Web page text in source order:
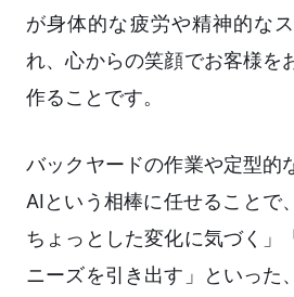
が身体的な疲労や精神的な
れ、心からの笑顔でお客様を
作ることです。
バックヤードの作業や定型的
AIという相棒に任せることで
ちょっとした変化に気づく」
ニーズを引き出す」といった